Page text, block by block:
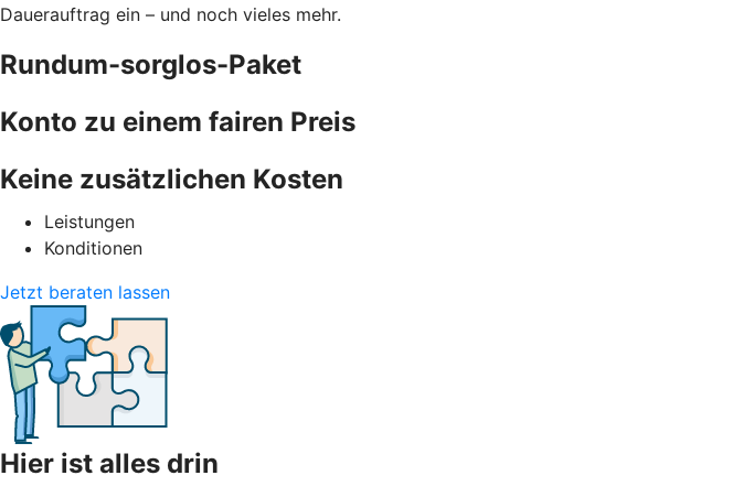
Dauerauftrag ein – und noch vieles mehr.
Rundum-sorglos-Paket
Konto zu einem fairen Preis
Keine zusätzlichen Kosten
Leistungen
Konditionen
Jetzt beraten lassen
Hier ist alles drin